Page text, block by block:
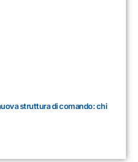
struttura di comando: chi